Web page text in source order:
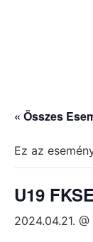
« Összes
Ez az
U19
2024.04.21. @